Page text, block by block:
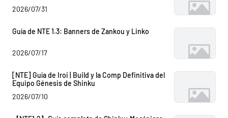
2026/07/31
Guía de NTE 1.3: Banners de Zankou y Linko
2026/07/17
[NTE] Guía de Iroi | Build y la Comp Definitiva del
Equipo Génesis de Shinku
2026/07/10